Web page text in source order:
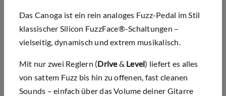
Das Canoga ist ein rein analoges Fuzz-Pedal im Stil
klassischer Silicon FuzzFace®-Schaltungen –
vielseitig, dynamisch und extrem musikalisch.
Mit nur zwei Reglern (Drive& Level) liefert es alles
von sattem Fuzz bis hin zu offenen, fast cleanen
Sounds – einfach über das Volume deiner Gitarre